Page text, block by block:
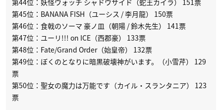
第44位：妖怪ウォッチ シャドウサイド（蛇王カイラ） 151票
第45位：BANANA FISH（ユーシス / 李月龍） 150票
第46位：食戟のソーマ 豪ノ皿（朝陽 / 鈴木先生） 141票
第47位：ユーリ!!! on ICE（西郡豪） 133票
第48位：Fate/Grand Order（始皇帝） 132票
第49位：ぼくのとなりに暗黒破壊神がいます。（小雪芹） 129
票
第50位：聖女の魔力は万能です（カイル・スランタニア） 123
票